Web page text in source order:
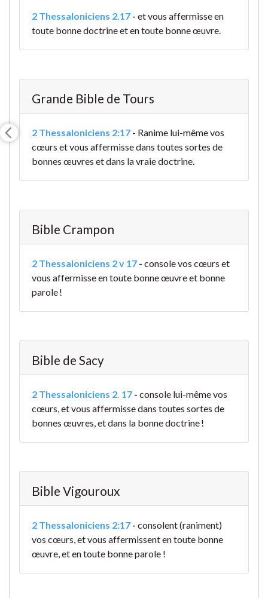
2 Thessaloniciens 2.17 - et vous affermisse en
toute bonne doctrine et en toute bonne œuvre.
Grande Bible de Tours
2 Thessaloniciens 2:17 - Ranime lui-même vos
cœurs et vous affermisse dans toutes sortes de
bonnes œuvres et dans la vraie doctrine.
Bible Crampon
2 Thessaloniciens 2 v 17 - console vos cœurs et
vous affermisse en toute bonne œuvre et bonne
parole !
Bible de Sacy
2 Thessaloniciens 2. 17 - console lui-même vos
cœurs, et vous affermisse dans toutes sortes de
bonnes œuvres, et dans la bonne doctrine !
Bible Vigouroux
2 Thessaloniciens 2:17 - consolent (raniment)
vos cœurs, et vous affermissent en toute bonne
œuvre, et en toute bonne parole !